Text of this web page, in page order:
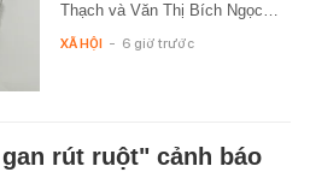
Thạch và Văn Thị Bích Ngọc…
XÃ HỘI - 6 giờ trước
rút ruột" cảnh báo